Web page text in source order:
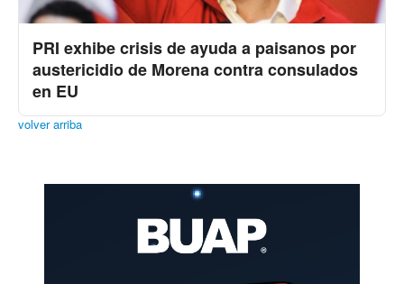
PRI exhibe crisis de ayuda a paisanos por
austericidio de Morena contra consulados
en EU
volver arriba